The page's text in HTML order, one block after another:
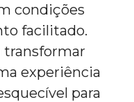
condições
facilitado.
transformar
experiência
para